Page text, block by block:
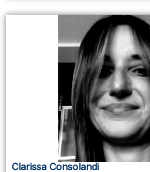
Clarissa Consolandi